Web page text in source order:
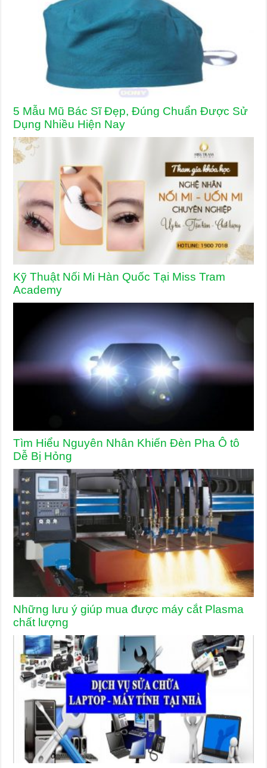
5 Mẫu Mũ Bác Sĩ Đẹp, Đúng Chuẩn Được Sử
Dụng Nhiều Hiện Nay
Kỹ Thuật Nối Mi Hàn Quốc Tại Miss Tram
Academy
Tìm Hiểu Nguyên Nhân Khiến Đèn Pha Ô tô
Dễ Bị Hỏng
Những lưu ý giúp mua được máy cắt Plasma
chất lượng